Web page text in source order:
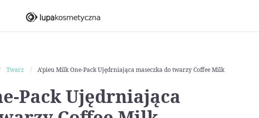
Twarz A'pieu Milk One-Pack Ujędrniająca maseczka do twarzy Coffee Milk
Pack Ujędrniająca